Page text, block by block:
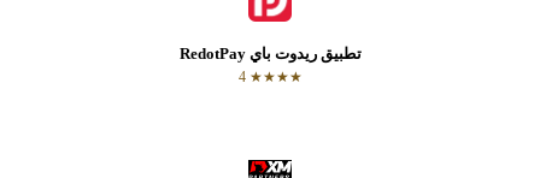
تطبيق ريدوت باي RedotPay
★★★★ 4